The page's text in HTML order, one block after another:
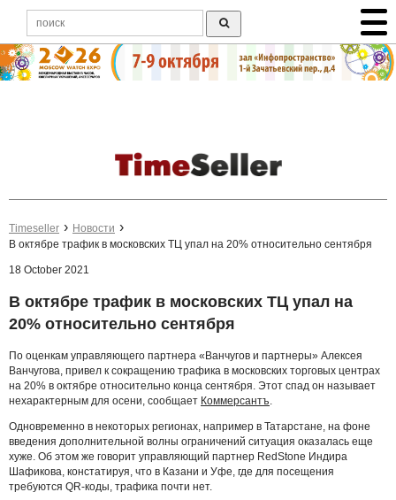
Timeseller
Новости
В октябре трафик в московских ТЦ упал на 20% относительно сентября
18 October 2021
В октябре трафик в московских ТЦ упал на
20% относительно сентября
По оценкам управляющего партнера «Ванчугов и партнеры» Алексея
Ванчугова, привел к сокращению трафика в московских торговых центрах
на 20% в октябре относительно конца сентября. Этот спад он называет
нехарактерным для осени, сообщает Коммерсантъ.
Одновременно в некоторых регионах, например в Татарстане, на фоне
введения дополнительной волны ограничений ситуация оказалась еще
хуже. Об этом же говорит управляющий партнер RedStone Индира
Шафикова, констатируя, что в Казани и Уфе, где для посещения
требуются QR-коды, трафика почти нет.